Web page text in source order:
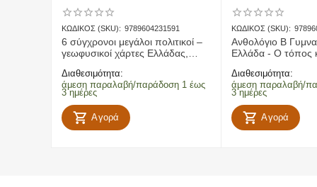
Επιστροφές
ΚΩΔΙΚΟΣ (SKU): 9789604231591
6 σύγχρονοι μεγάλοι πολιτικοί –
γεωφυσικοί χάρτες Ελλάδας,
Διαθεσιμότητα:
άμεση παραλαβή/παράδοση 1 έως
3 ημέρες
Αγορά
ΚΩΔΙΚΟΣ (SKU):
Ανθολόγιο Β
Ελλάδα - Ο τόπος
Διαθεσιμότητα:
άμεση παραλαβή/
3 ημέρες
Αγορά